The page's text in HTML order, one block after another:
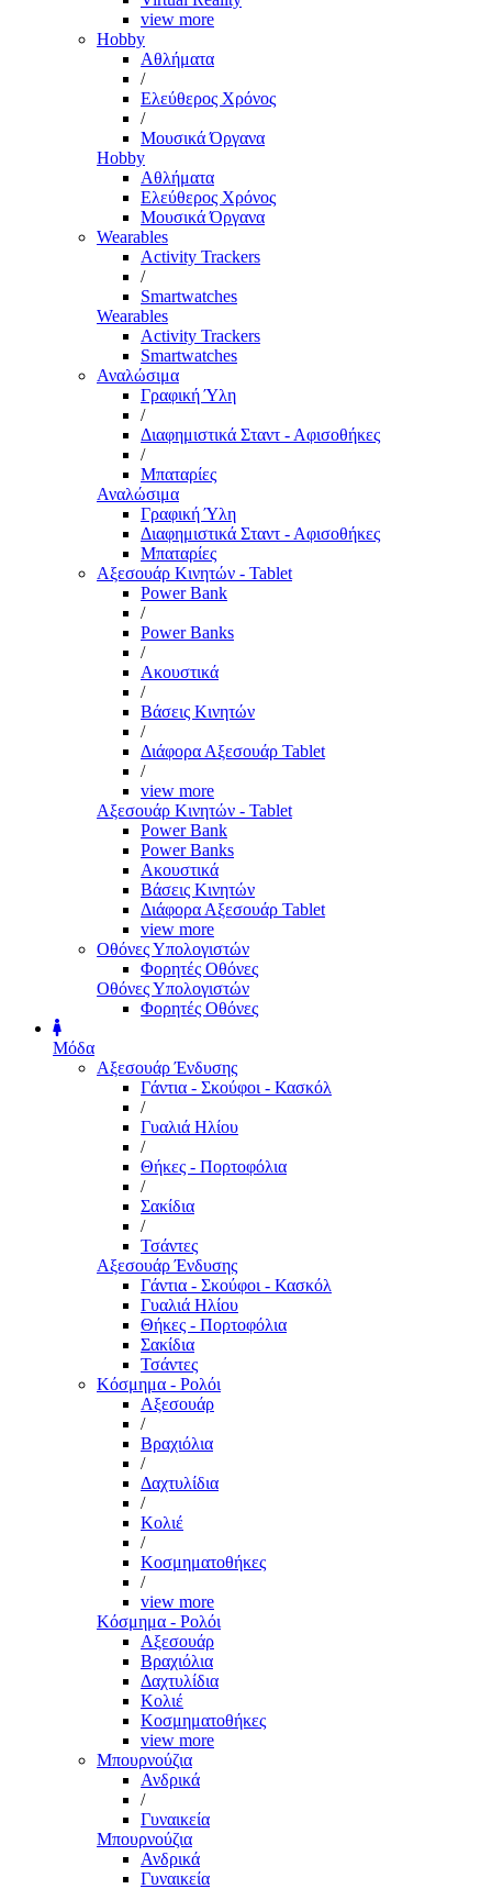
view more
Hobby
Αθλήματα
/
Ελεύθερος Χρόνος
/
Μουσικά Όργανα
Hobby
Αθλήματα
Ελεύθερος Χρόνος
Μουσικά Όργανα
Wearables
Activity Trackers
/
Smartwatches
Wearables
Activity Trackers
Smartwatches
Αναλώσιμα
Γραφική Ύλη
/
Διαφημιστικά Σταντ - Αφισοθήκες
/
Μπαταρίες
Αναλώσιμα
Γραφική Ύλη
Διαφημιστικά Σταντ - Αφισοθήκες
Μπαταρίες
Αξεσουάρ Κινητών - Tablet
Power Bank
/
Power Banks
/
Ακουστικά
/
Βάσεις Κινητών
/
Διάφορα Αξεσουάρ Tablet
/
view more
Αξεσουάρ Κινητών - Tablet
Power Bank
Power Banks
Ακουστικά
Βάσεις Κινητών
Διάφορα Αξεσουάρ Tablet
view more
Οθόνες Υπολογιστών
Φορητές Οθόνες
Οθόνες Υπολογιστών
Φορητές Οθόνες
Μόδα
Αξεσουάρ Ένδυσης
Γάντια - Σκούφοι - Κασκόλ
/
Γυαλιά Ηλίου
/
Θήκες - Πορτοφόλια
/
Σακίδια
/
Τσάντες
Αξεσουάρ Ένδυσης
Γάντια - Σκούφοι - Κασκόλ
Γυαλιά Ηλίου
Θήκες - Πορτοφόλια
Σακίδια
Τσάντες
Κόσμημα - Ρολόι
Αξεσουάρ
/
Βραχιόλια
/
Δαχτυλίδια
/
Κολιέ
/
Κοσμηματοθήκες
/
view more
Κόσμημα - Ρολόι
Αξεσουάρ
Βραχιόλια
Δαχτυλίδια
Κολιέ
Κοσμηματοθήκες
view more
Μπουρνούζια
Ανδρικά
/
Γυναικεία
Μπουρνούζια
Ανδρικά
Γυναικεία